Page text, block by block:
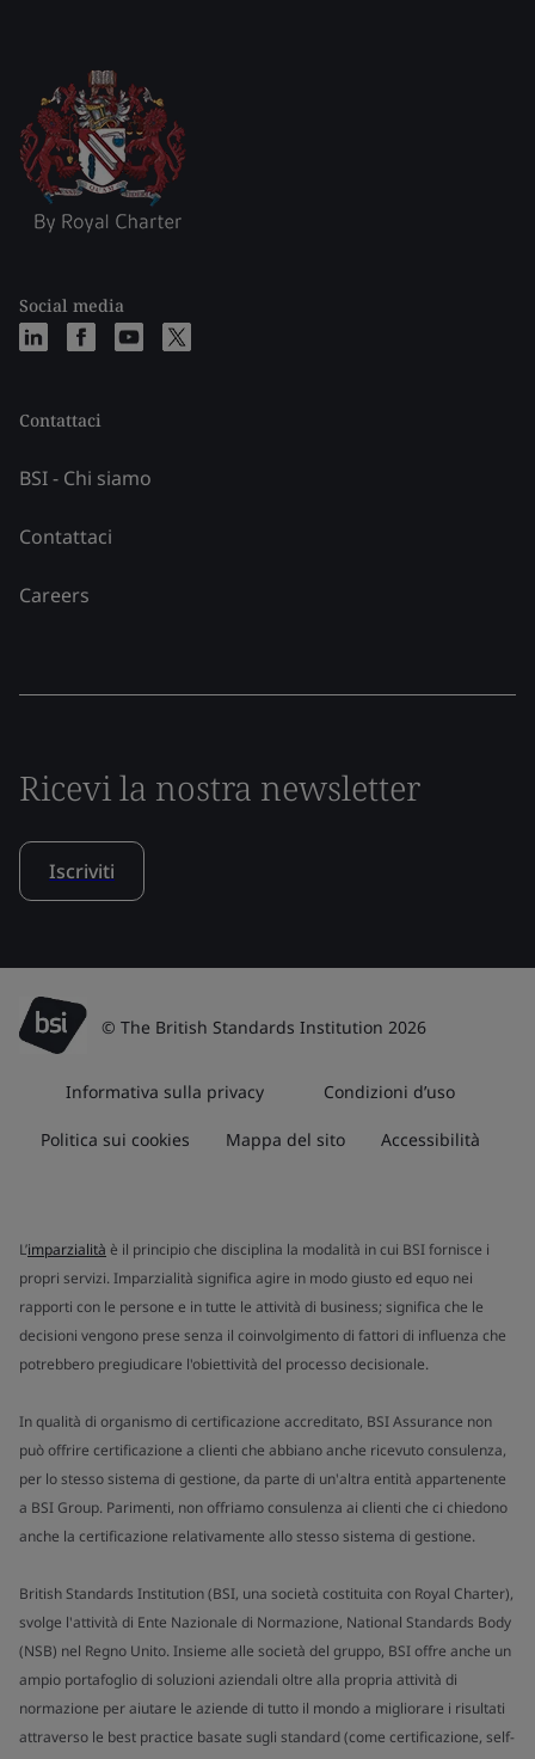
Social media
Contattaci
BSI - Chi siamo
Contattaci
Careers
Ricevi la nostra newsletter
Iscriviti
© The British Standards Institution 2026
Informativa sulla privacy Condizioni d’uso
Politica sui cookies Mappa del sito Accessibilità
L’imparzialità è il principio che disciplina la modalità in cui BSI fornisce i
propri servizi. Imparzialità significa agire in modo giusto ed equo nei
rapporti con le persone e in tutte le attività di business; significa che le
decisioni vengono prese senza il coinvolgimento di fattori di influenza che
potrebbero pregiudicare l'obiettività del processo decisionale.
In qualità di organismo di certificazione accreditato, BSI Assurance non
può offrire certificazione a clienti che abbiano anche ricevuto consulenza,
per lo stesso sistema di gestione, da parte di un'altra entità appartenente
a BSI Group. Parimenti, non offriamo consulenza ai clienti che ci chiedono
anche la certificazione relativamente allo stesso sistema di gestione.
British Standards Institution (BSI, una società costituita con Royal Charter),
svolge l'attività di Ente Nazionale di Normazione, National Standards Body
(NSB) nel Regno Unito. Insieme alle società del gruppo, BSI offre anche un
ampio portafoglio di soluzioni aziendali oltre alla propria attività di
normazione per aiutare le aziende di tutto il mondo a migliorare i risultati
attraverso le best practice basate sugli standard (come certificazione, self-